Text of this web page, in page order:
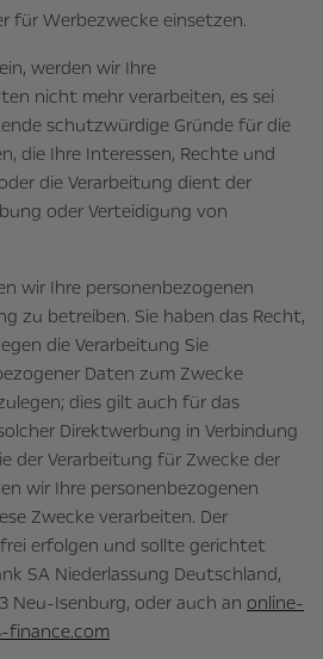
für Werbezwecke einsetzen.
werden wir Ihre
nicht mehr verarbeiten, es sei
schutzwürdige Gründe für die
die Ihre Interessen, Rechte und
die Verarbeitung dient der
oder Verteidigung von
wir Ihre personenbezogenen
zu betreiben. Sie haben das Recht,
die Verarbeitung Sie
Daten zum Zwecke
dies gilt auch für das
Direktwerbung in Verbindung
der Verarbeitung für Zwecke der
wir Ihre personenbezogenen
Zwecke verarbeiten. Der
erfolgen und sollte gerichtet
SA Niederlassung Deutschland,
Neu-Isenburg, oder auch an online-
finance.com